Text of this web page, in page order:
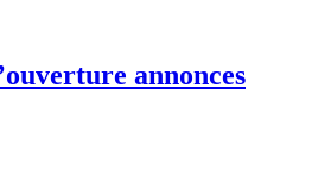
annonces